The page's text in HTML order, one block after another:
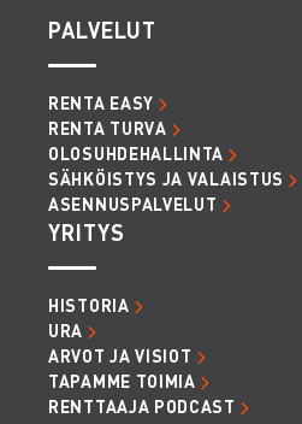
PALVELUT
RENTA EASY
RENTA TURVA
OLOSUHDEHALLINTA
SÄHKÖISTYS JA VALAISTUS
ASENNUSPALVELUT
YRITYS
HISTORIA
URA
ARVOT JA VISIOT
TAPAMME TOIMIA
RENTTAAJA PODCAST